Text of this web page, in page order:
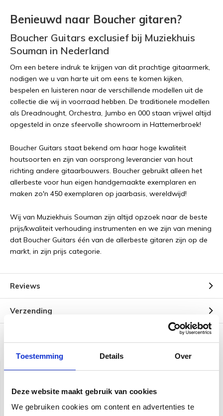
Toestemming Details Over
Deze website maakt gebruik van cookies
We gebruiken cookies om content en advertenties te
Benieuwd naar Boucher gitaren?
Boucher Guitars exclusief bij Muziekhuis
Souman in Nederland
Om een betere indruk te krijgen van dit prachtige gitaarmerk,
nodigen we u van harte uit om eens te komen kijken,
bespelen en luisteren naar de verschillende modellen uit de
collectie die wij in voorraad hebben. De traditionele modellen
als Dreadnought, Orchestra, Jumbo en 000 staan vrijwel altijd
opgesteld in onze sfeervolle showroom in Hattemerbroek!
Boucher Guitars staat bekend om haar hoge kwaliteit
houtsoorten en zijn van oorsprong leverancier van hout
richting andere gitaarbouwers. Boucher gebruikt alleen het
allerbeste voor hun eigen handgemaakte exemplaren en
maken zo'n 450 exemplaren op jaarbasis, wereldwijd!
Wij van Muziekhuis Souman zijn altijd opzoek naar de beste
prijs/kwaliteit verhouding instrumenten en we zijn van mening
dat Boucher Guitars één van de allerbeste gitaren zijn op de
markt, in zijn prijs categorie.
Reviews
Verzending